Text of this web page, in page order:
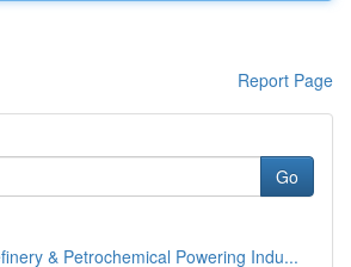
Report Page
Go
& Petrochemical Powering Indu...